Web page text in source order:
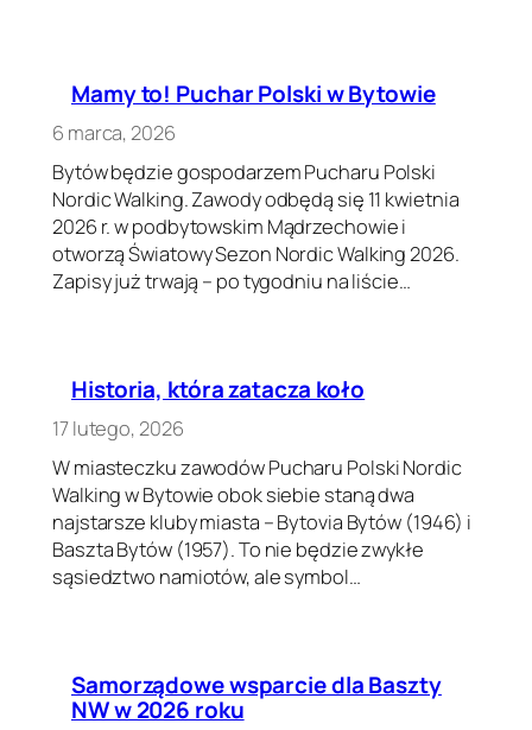
Mamy to! Puchar Polski w Bytowie
6 marca, 2026
Bytów będzie gospodarzem Pucharu Polski
Nordic Walking. Zawody odbędą się 11 kwietnia
2026 r. w podbytowskim Mądrzechowie i
otworzą Światowy Sezon Nordic Walking 2026.
Zapisy już trwają – po tygodniu na liście…
Historia, która zatacza koło
17 lutego, 2026
W miasteczku zawodów Pucharu Polski Nordic
Walking w Bytowie obok siebie staną dwa
najstarsze kluby miasta – Bytovia Bytów (1946) i
Baszta Bytów (1957). To nie będzie zwykłe
sąsiedztwo namiotów, ale symbol…
Samorządowe wsparcie dla Baszty
NW w 2026 roku